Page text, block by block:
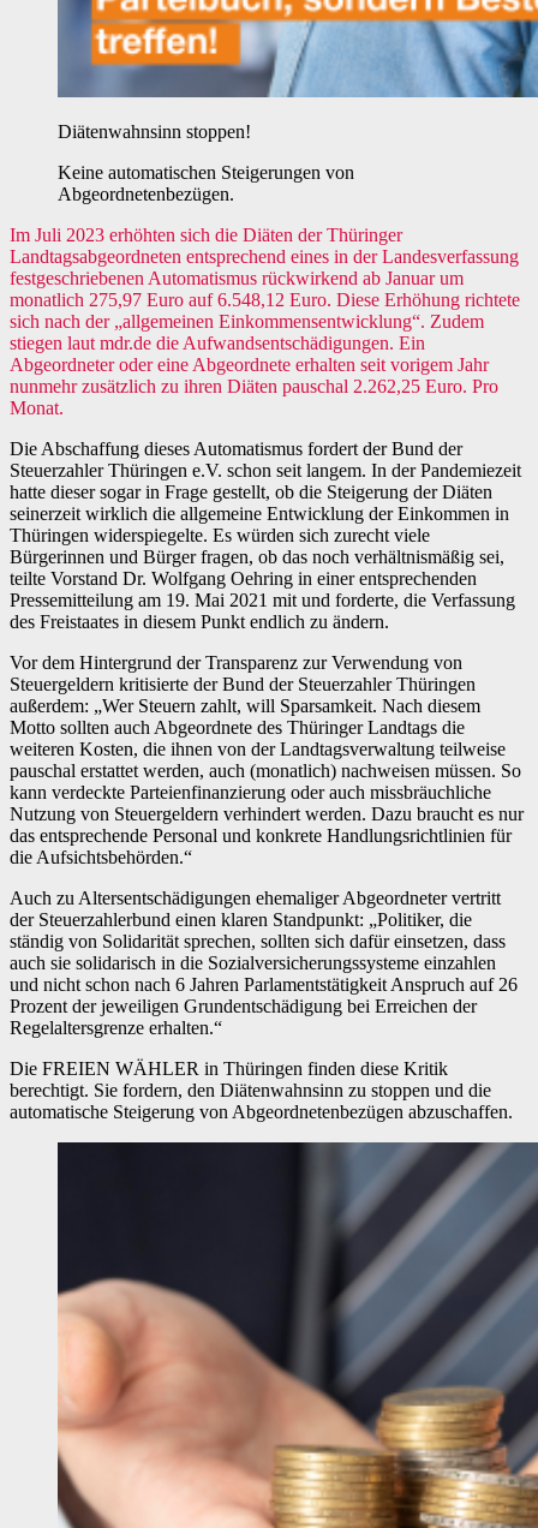
Diätenwahnsinn stoppen!
Keine automatischen Steigerungen von
Abgeordnetenbezügen.
Im Juli 2023 erhöhten sich die Diäten der Thüringer
Landtagsabgeordneten entsprechend eines in der Landesverfassung
festgeschriebenen Automatismus rückwirkend ab Januar um
monatlich 275,97 Euro auf 6.548,12 Euro. Diese Erhöhung richtete
sich nach der „allgemeinen Einkommensentwicklung“. Zudem
stiegen laut mdr.de die Aufwandsentschädigungen. Ein
Abgeordneter oder eine Abgeordnete erhalten seit vorigem Jahr
nunmehr zusätzlich zu ihren Diäten pauschal 2.262,25 Euro. Pro
Monat.
Die Abschaffung dieses Automatismus fordert der Bund der
Steuerzahler Thüringen e.V. schon seit langem. In der Pandemiezeit
hatte dieser sogar in Frage gestellt, ob die Steigerung der Diäten
seinerzeit wirklich die allgemeine Entwicklung der Einkommen in
Thüringen widerspiegelte. Es würden sich zurecht viele
Bürgerinnen und Bürger fragen, ob das noch verhältnismäßig sei,
teilte Vorstand Dr. Wolfgang Oehring in einer entsprechenden
Pressemitteilung am 19. Mai 2021 mit und forderte, die Verfassung
des Freistaates in diesem Punkt endlich zu ändern.
Vor dem Hintergrund der Transparenz zur Verwendung von
Steuergeldern kritisierte der Bund der Steuerzahler Thüringen
außerdem: „Wer Steuern zahlt, will Sparsamkeit. Nach diesem
Motto sollten auch Abgeordnete des Thüringer Landtags die
weiteren Kosten, die ihnen von der Landtagsverwaltung teilweise
pauschal erstattet werden, auch (monatlich) nachweisen müssen. So
kann verdeckte Parteienfinanzierung oder auch missbräuchliche
Nutzung von Steuergeldern verhindert werden. Dazu braucht es nur
das entsprechende Personal und konkrete Handlungsrichtlinien für
die Aufsichtsbehörden.“
Auch zu Altersentschädigungen ehemaliger Abgeordneter vertritt
der Steuerzahlerbund einen klaren Standpunkt: „Politiker, die
ständig von Solidarität sprechen, sollten sich dafür einsetzen, dass
auch sie solidarisch in die Sozialversicherungssysteme einzahlen
und nicht schon nach 6 Jahren Parlamentstätigkeit Anspruch auf 26
Prozent der jeweiligen Grundentschädigung bei Erreichen der
Regelaltersgrenze erhalten.“
Die FREIEN WÄHLER in Thüringen finden diese Kritik
berechtigt. Sie fordern, den Diätenwahnsinn zu stoppen und die
automatische Steigerung von Abgeordnetenbezügen abzuschaffen.